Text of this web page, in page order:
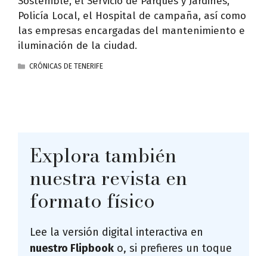
Policía Local, el Hospital de campaña, así como
las empresas encargadas del mantenimiento e
iluminación de la ciudad.
CATEGORÍAS
CRÓNICAS DE TENERIFE
Explora también
nuestra revista en
formato físico
Lee la versión digital interactiva en
nuestro Flipbook o, si prefieres un toque